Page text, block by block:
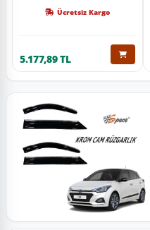
Ücretsiz Kargo
5.177,89 TL